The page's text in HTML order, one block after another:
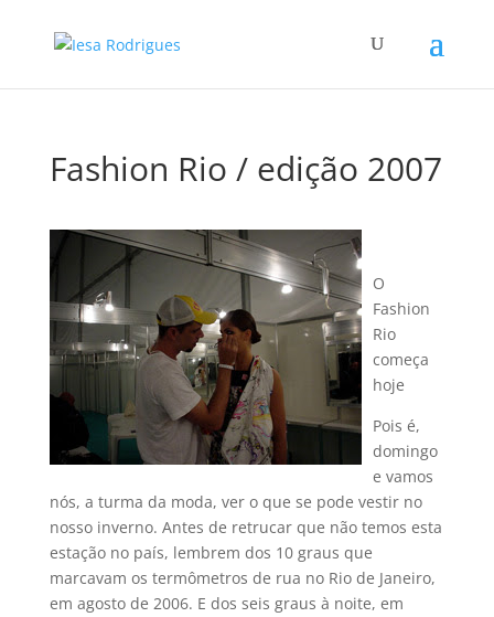
Fashion Rio / edição 2007
O
Fashion
Rio
começa
hoje
Pois é,
domingo
e vamos
nós, a turma da moda, ver o que se pode vestir no
nosso inverno. Antes de retrucar que não temos esta
estação no paí­s, lembrem dos 10 graus que
marcavam os termômetros de rua no Rio de Janeiro,
em agosto de 2006. E dos seis graus à noite, em